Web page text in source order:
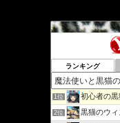
ランキング
1位 初心者の黒猫
2位 黒猫のウィ